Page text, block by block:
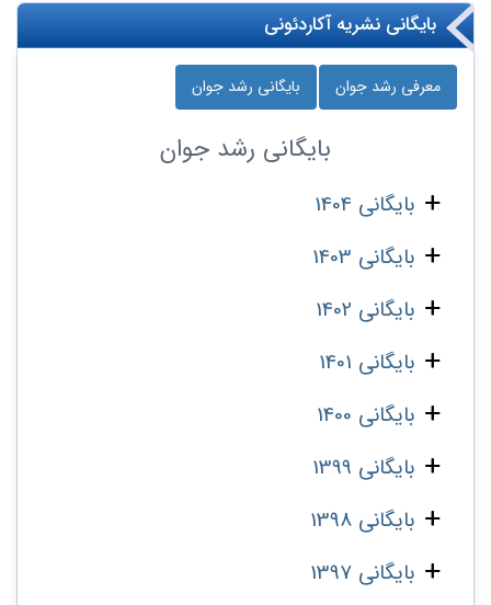
بایگانی نشریه آکاردئونی
معرفی رشد جوان بایگانی رشد جوان
بایگانی رشد جوان
بایگانی 1404
بایگانی 1403
بایگانی 1402
بایگانی 1401
بایگانی 1400
بایگانی 1399
بایگانی 1398
بایگانی 1397